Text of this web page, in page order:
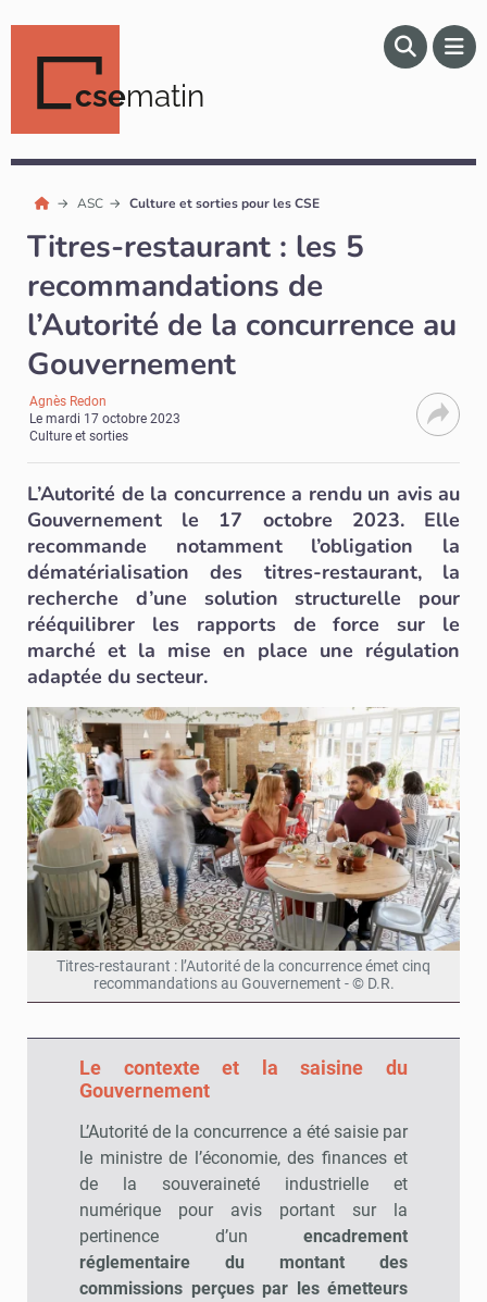
csematin
ASC Culture et sorties pour les CSE
Titres-restaurant : les 5
recommandations de
l’Autorité de la concurrence au
Gouvernement
Agnès Redon
Lemardi 17 octobre 2023
Culture et sorties
L’Autorité de la concurrence a rendu un avis au
Gouvernement le 17 octobre 2023. Elle
recommande notamment l’obligation la
dématérialisation des titres-restaurant, la
recherche d’une solution structurelle pour
rééquilibrer les rapports de force sur le
marché et la mise en place une régulation
adaptée du secteur.
Titres-restaurant : l’Autorité de la concurrence émet cinq
recommandations au Gouvernement - © D.R.
Le contexte et la saisine du
Gouvernement
L’Autorité de la concurrence a été saisie par
le ministre de l’économie, des finances et
de la souveraineté industrielle et
numérique pour avis portant sur la
pertinence d’un encadrement
réglementaire du montant des
commissions perçues par les émetteurs